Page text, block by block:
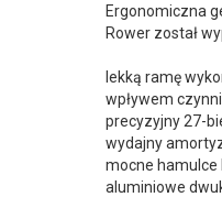
Ergonomiczna
Rower został
lekką ramę
wpływem
precyzyjny 27-
wydajny
mocne hamulce
aluminiowe